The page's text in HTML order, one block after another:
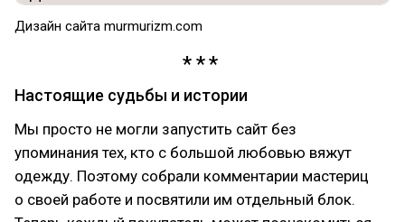
Дизайн сайта murmurizm.com
Настоящие судьбы и истории
Мы просто не могли запустить сайт без
упоминания тех, кто с большой любовью вяжут
одежду. Поэтому собрали комментарии мастериц
о своей работе и посвятили им отдельный блок.